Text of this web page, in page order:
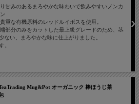
甘みのあるまろやかな味わいで飲みやすいノンカ
重な有機原料のレッドルイボスを使用。
部分のみをカットした最上級グレードのため、茎
ない、まろやかな味に仕上がりました。
。
Mug&Pot オーガニック 棒ほうじ茶